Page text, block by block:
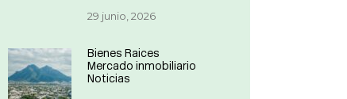
29 junio, 2026
Bienes Raices
Mercado inmobiliario
Noticias